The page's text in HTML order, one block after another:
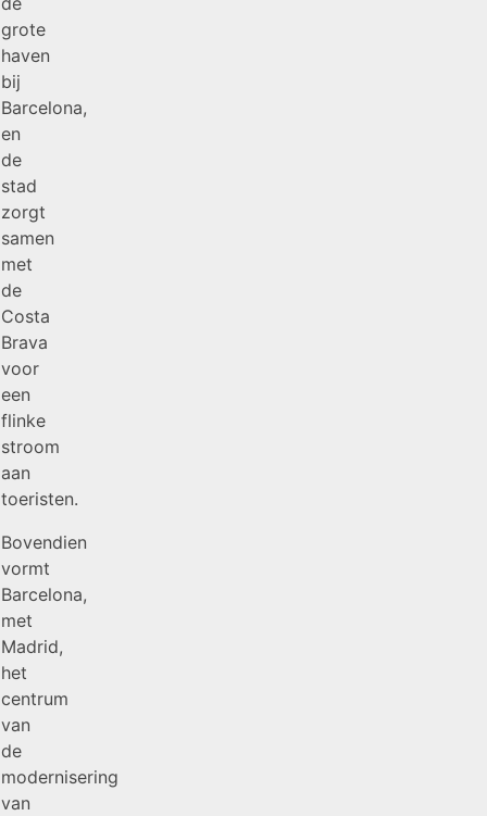
grote
haven
bij
Barcelona,
en
de
stad
zorgt
samen
met
de
Costa
Brava
voor
een
flinke
stroom
aan
toeristen.
Bovendien
vormt
Barcelona,
met
Madrid,
het
centrum
van
de
modernisering
van